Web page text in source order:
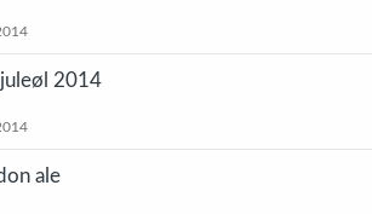
2014
ale